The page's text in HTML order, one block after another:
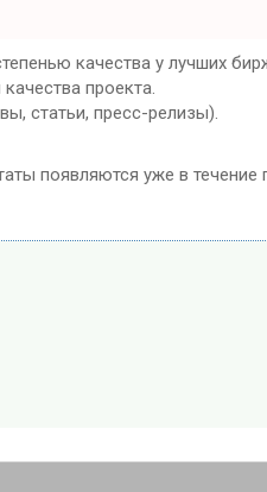
качества у лучших
проекта.
статьи, пресс-релизы).
появляются уже в течение